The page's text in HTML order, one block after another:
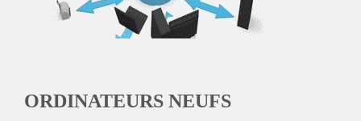
ORDINATEURS NEUFS